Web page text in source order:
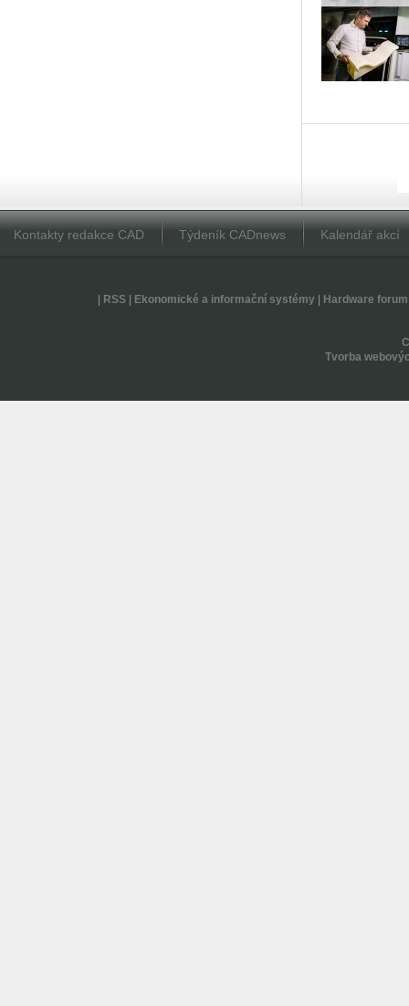
Kontakty redakce CAD Týdeník CADnews Kalendář akcí
RSS| Ekonomické a informační systémy| Hardware forum
Tvorba